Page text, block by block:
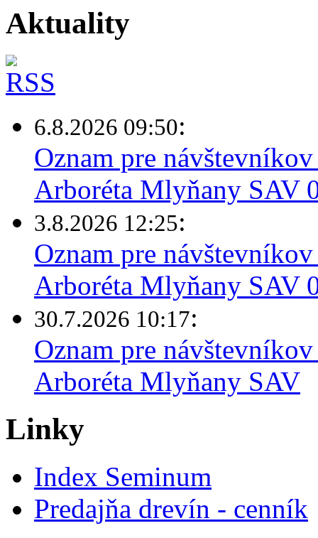
Aktuality
6.8.2026 09:50:
Oznam pre
Arboréta Mlyňany SAV
3.8.2026 12:25:
Oznam pre
Arboréta Mlyňany SAV
30.7.2026 10:17:
Oznam pre
Arboréta Mlyňany SAV
Linky
Index Seminum
Predajňa drevín - cenník